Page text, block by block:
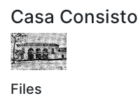
Casa
Files